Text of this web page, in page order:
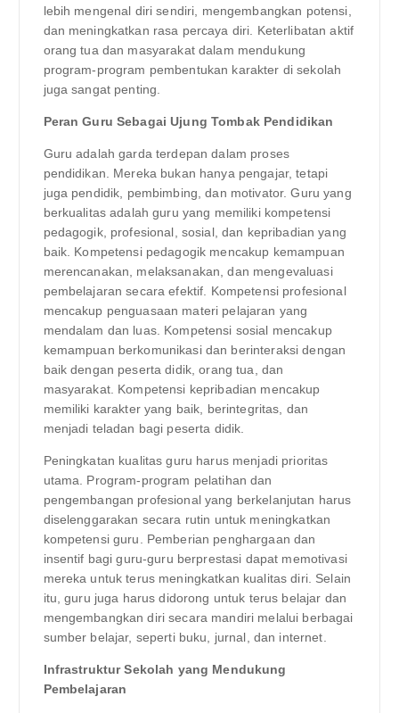
lebih mengenal diri sendiri, mengembangkan potensi,
dan meningkatkan rasa percaya diri. Keterlibatan aktif
orang tua dan masyarakat dalam mendukung
program-program pembentukan karakter di sekolah
juga sangat penting.
Peran Guru Sebagai Ujung Tombak Pendidikan
Guru adalah garda terdepan dalam proses
pendidikan. Mereka bukan hanya pengajar, tetapi
juga pendidik, pembimbing, dan motivator. Guru yang
berkualitas adalah guru yang memiliki kompetensi
pedagogik, profesional, sosial, dan kepribadian yang
baik. Kompetensi pedagogik mencakup kemampuan
merencanakan, melaksanakan, dan mengevaluasi
pembelajaran secara efektif. Kompetensi profesional
mencakup penguasaan materi pelajaran yang
mendalam dan luas. Kompetensi sosial mencakup
kemampuan berkomunikasi dan berinteraksi dengan
baik dengan peserta didik, orang tua, dan
masyarakat. Kompetensi kepribadian mencakup
memiliki karakter yang baik, berintegritas, dan
menjadi teladan bagi peserta didik.
Peningkatan kualitas guru harus menjadi prioritas
utama. Program-program pelatihan dan
pengembangan profesional yang berkelanjutan harus
diselenggarakan secara rutin untuk meningkatkan
kompetensi guru. Pemberian penghargaan dan
insentif bagi guru-guru berprestasi dapat memotivasi
mereka untuk terus meningkatkan kualitas diri. Selain
itu, guru juga harus didorong untuk terus belajar dan
mengembangkan diri secara mandiri melalui berbagai
sumber belajar, seperti buku, jurnal, dan internet.
Infrastruktur Sekolah yang Mendukung
Pembelajaran